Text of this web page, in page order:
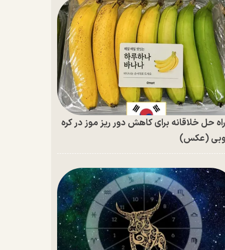
راه حل خلاقانه برای کاهش دور ریز موز در کره
(عکس)